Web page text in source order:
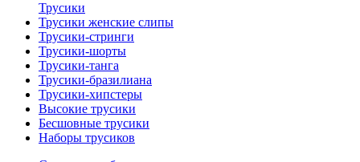
Трусики
Трусики женские слипы
Трусики-стринги
Трусики-шорты
Трусики-танга
Трусики-бразилиана
Трусики-хипстеры
Высокие трусики
Бесшовные трусики
Наборы трусиков